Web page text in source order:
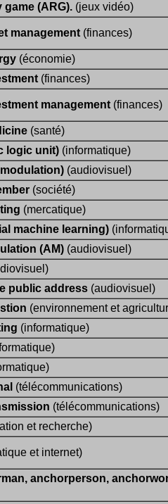
game (ARG). (jeux vidéo)
management (finances)
(économie)
(finances)
management (finances)
(santé)
logic unit) (informatique)
(audiovisuel)
(société)
(mercatique)
machine learning)
(AM) (audiovisuel)
public address (audiovisuel)
(environnement et
(informatique)
(télécommunications)
(télécommunications)
et recherche)
et internet)
anchorperson,